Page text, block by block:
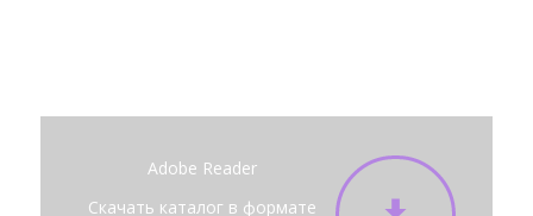
Adobe Reader
Скачать каталог в формате